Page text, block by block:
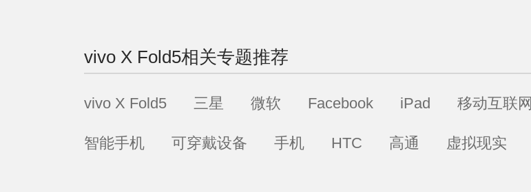
vivo X Fold5相关专题推荐
vivo X Fold5 三星 微软 Facebook iPad 移动互联网
智能手机 可穿戴设备 手机 HTC 高通 虚拟现实